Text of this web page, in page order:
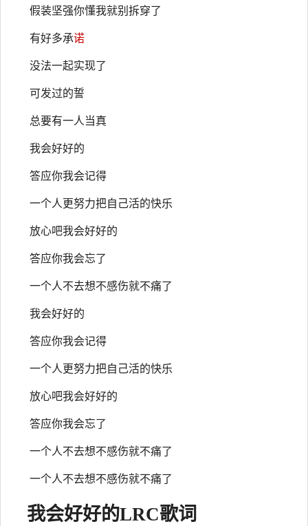
假装坚强你懂我就别拆穿了
有好多承诺
没法一起实现了
可发过的誓
总要有一人当真
我会好好的
答应你我会记得
一个人更努力把自己活的快乐
放心吧我会好好的
答应你我会忘了
一个人不去想不感伤就不痛了
我会好好的
答应你我会记得
一个人更努力把自己活的快乐
放心吧我会好好的
答应你我会忘了
一个人不去想不感伤就不痛了
一个人不去想不感伤就不痛了
我会好好的LRC歌词